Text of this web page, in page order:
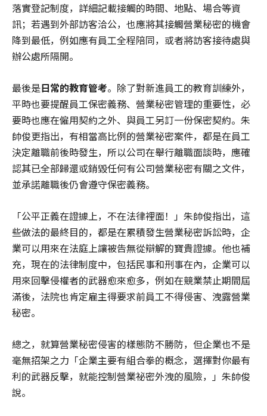
落實登記制度，詳細記載接觸的時間、地點、場合等資
訊；若遇到外部訪客洽公，也應將其接觸營業秘密的機會
降到最低，例如應有員工全程陪同，或者將訪客接待處與
辦公處所隔開。
最後是日常的教育管考。除了對新進員工的教育訓練外，
平時也要提醒員工保密義務、營業秘密管理的重要性，必
要時也應在僱用契約之外、與員工另訂一份保密契約。朱
帥俊更指出，有相當高比例的營業祕密案件，都是在員工
決定離職前後時發生，所以公司在舉行離職面談時，應確
認其已全部歸還或銷毀任何有公司營業秘密有關之文件，
並承諾離職後仍會遵守保密義務。
「公平正義在證據上，不在法律裡面！」朱帥俊指出，這
些做法的最終目的，都是在累積發生營業秘密訴訟時，企
業可以用來在法庭上讓被告無從辯解的寶貴證據。他也補
充，現在的法律制度中，包括民事和刑事在內，企業可以
用來回擊侵權者的武器愈來愈多，例如在競業禁止期間屆
滿後，法院也肯定雇主得要求前員工不得侵害、洩露營業
秘密。
總之，就算營業秘密侵害的樣態防不勝防，但企業也不是
毫無招架之力「企業主要有組合拳的概念，選擇對你最有
利的武器反擊，就能控制營業祕密外洩的風險，」朱帥俊
說。